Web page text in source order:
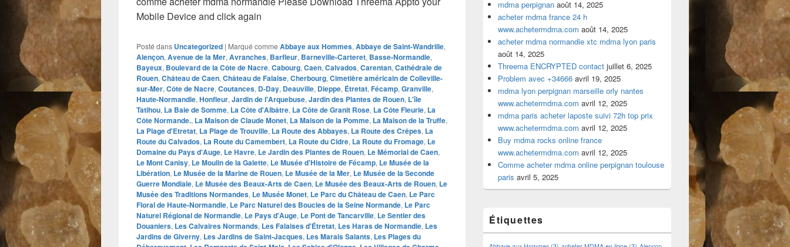
Mobile Device and click again
Posté dans Uncategorized | Marqué comme Abbaye aux Hommes, Abbaye de Saint-Wandrille,
Alençon, Avenue de la Mer, Avranches, Barfleur, Barneville-Carteret, Basse-Normandie,
Bayeux, Boulevard de la Côte de Nacre, Cabourg, Caen, Calvados, Carentan, Cathédrale de
Rouen, Château de Caen, Château de Falaise, Cherbourg, Cimetière américain de Colleville-
sur-Mer, Côte de Nacre, Coutances, D-Day, Deauville, Dieppe, Étretat, Fécamp, Granville,
Haute-Normandie, Honfleur, Jardin de l'Arquebuse, Jardin des Plantes de Rouen, L'île
Tatihou, La Baie de Somme, La Côte d'Albâtre, La Côte de Granit Rose, La Côte Fleurie, La
Côte Normande., La Maison de Claude Monet, La Maison de la Pomme, La Maison de la Truffe,
La Plage d'Etretat, La Plage de Trouville, La Route des Abbayes, La Route des Crêpes, La
Route du Calvados, La Route du Camembert, La Route du Cidre, La Route du Fromage, Le
Domaine du Pays d'Auge, Le Havre, Le Jardin des Plantes de Rouen, Le Mémorial de Caen,
Le Mont Canisy, Le Moulin de la Galette, Le Musée d'Histoire de Fécamp, Le Musée de la
Libération, Le Musée de la Marine de Rouen, Le Musée de la Mer, Le Musée de la Seconde
Guerre Mondiale, Le Musée des Beaux-Arts de Caen, Le Musée des Beaux-Arts de Rouen, Le
Musée des Traditions Normandes, Le Musée Monet, Le Parc du Château de Caen, Le Parc
Floral de Haute-Normandie, Le Parc Naturel des Boucles de la Seine Normande, Le Parc
Naturel Régional de Normandie, Le Pays d'Auge, Le Pont de Tancarville, Le Sentier des
Douaniers, Les Calvaires Normands, Les Falaises d'Étretat, Les Haras de Normandie, Les
Jardins de Giverny, Les Jardins de Saint-Jacques, Les Marais Salants, Les Plages du
mdma perpignan août 14, 2025
acheter mdma france 24 h
www.achetermdma.com août 14, 2025
acheter mdma normandie xtc mdma lyon paris
août 14, 2025
Threema ENCRYPTED contact juillet 6, 2025
Problem avec +34666 avril 19, 2025
mdma lyon perpignan marseille orly nantes
www.achetermdma.com avril 12, 2025
mdma paris acheter laposte suivi 72h top prix
www.achetermdma.com avril 12, 2025
Buy mdma rocks online france
www.achetermdma.com avril 12, 2025
Comme acheter mdma online perpignan toulouse
paris avril 5, 2025
Étiquettes